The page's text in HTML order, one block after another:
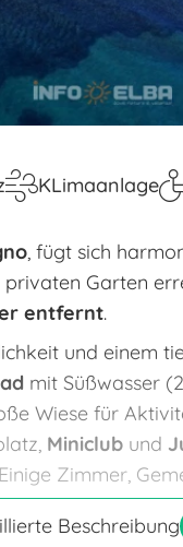
KLimaanlage
, fügt sich
Garten
entfernt.
und einem
mit Süßwasser
Wiese für
Miniclub und
Zimmer,
angepasst.
Beschreibung